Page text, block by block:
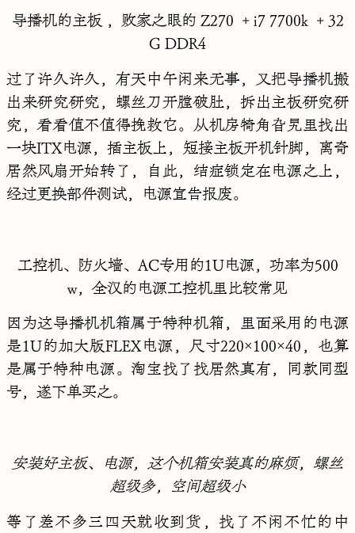
导播机的主板 ，败家之眼的 Z270 + i7 7700k + 32
G DDR4
过了许久许久，有天中午闲来无事，又把导播机搬
出来研究研究，螺丝刀开膛破肚，拆出主板研究研
究，看看值不值得挽救它。从机房犄角旮旯里找出
一块ITX电源，插主板上，短接主板开机针脚，离奇
居然风扇开始转了，自此，结症锁定在电源之上，
经过更换部件测试，电源宣告报废。
工控机、防火墙、AC专用的1U电源，功率为500
w，全汉的电源工控机里比较常见
因为这导播机机箱属于特种机箱，里面采用的电源
是1U的加大版FLEX电源，尺寸220×100×40，也算
是属于特种电源。淘宝找了找居然真有，同款同型
号，遂下单买之。
安装好主板、电源，这个机箱安装真的麻烦，螺丝
超级多，空间超级小
等了差不多三四天就收到货，找了不闲不忙的中